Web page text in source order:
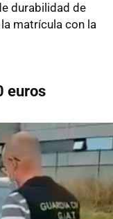
durabilidad de
matrícula con la
euros